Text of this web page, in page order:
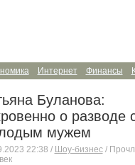
Финансы
Интернет
Буланова:
о разводе
мужем
22:38 / Шоу-бизнес/